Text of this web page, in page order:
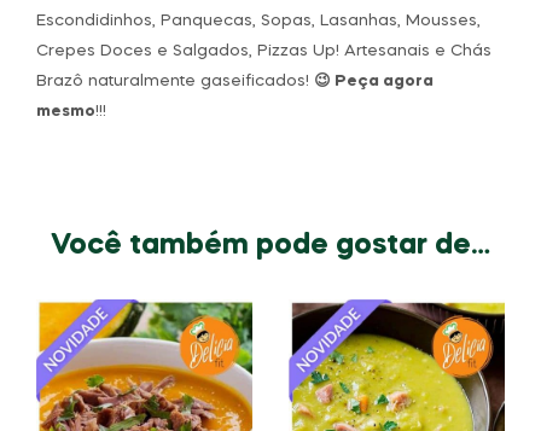
Escondidinhos, Panquecas, Sopas, Lasanhas, Mousses,
Crepes Doces e Salgados, Pizzas Up! Artesanais e Chás
Brazô naturalmente gaseificados! 😉 Peça agora
mesmo!!!
Você também pode gostar de…